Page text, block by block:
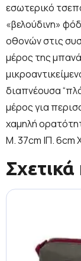
εσωτερικό
«βελούδινη»
οθονών στις
μέρος της
διαπνέουσα
μέρος για
χαμηλή
Μ. 37cm |Π. 6cm